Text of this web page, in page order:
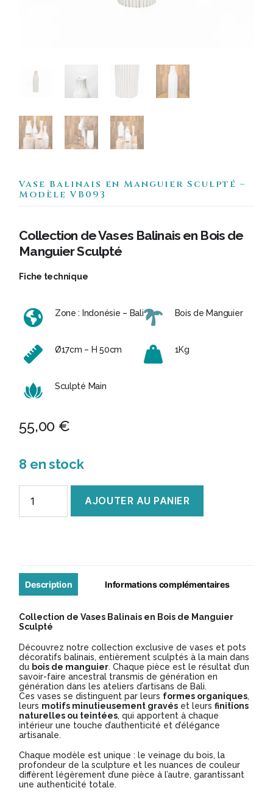
Vase Balinais en Manguier Sculpté –
Modèle VB093
Collection de Vases Balinais en Bois de
Manguier Sculpté
Fiche technique
Zone : Indonésie – Bali
Ø17cm – H 50cm
Sculpté Main
Bois de Manguier
1Kg
55,00 €
8 en stock
Manguier
-
VB093
AJOUTER AU PANIER
Description Informations complémentaires
Collection de Vases Balinais en Bois de Manguier
Sculpté
Découvrez notre collection exclusive de vases et pots
décoratifs balinais, entièrement sculptés à la main dans
du bois de manguier. Chaque pièce est le résultat d’un
savoir-faire ancestral transmis de génération en
génération dans les ateliers d’artisans de Bali.
Ces vases se distinguent par leurs formes organiques,
leurs motifs minutieusement gravés et leursfinitions
naturelles ou teintées, qui apportent à chaque
intérieur une touche d’authenticité et d’élégance
artisanale.
Chaque modèle est unique : le veinage du bois, la
profondeur de la sculpture et les nuances de couleur
diffèrent légèrement d’une pièce à l’autre, garantissant
une authenticité totale.